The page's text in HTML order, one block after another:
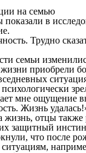
на семью
в
Трудно
семьи
приобрели
мне ощущение
Жизнь
отцы также
защитный
что после